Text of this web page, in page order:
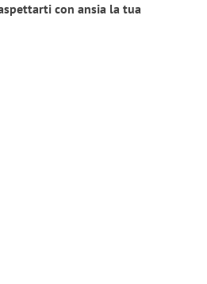
con ansia la tua